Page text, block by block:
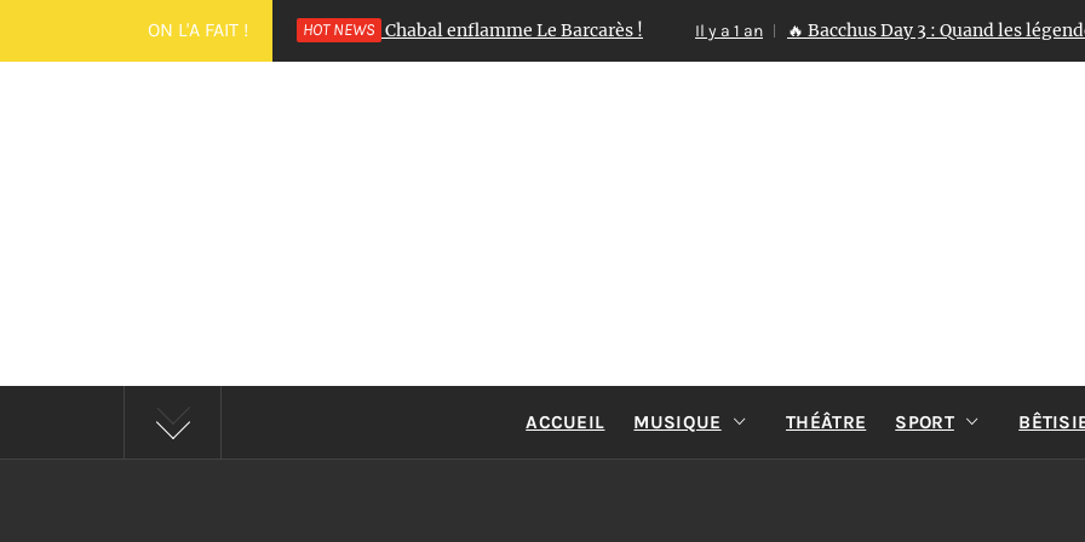
ON L'A FAIT ! HOT NEWS
Miss Roussillon 2025 : Déborah Adelin Chabal enflamme Le Barcarès ! Il y a 1 an 🔥 Bacchus Day 3 : Quand les légendes se
C'EST TOUT
Reportages Spectacles Concerts Théâtre Danse
ACCUEIL MUSIQUE THÉÂTRE SPORT